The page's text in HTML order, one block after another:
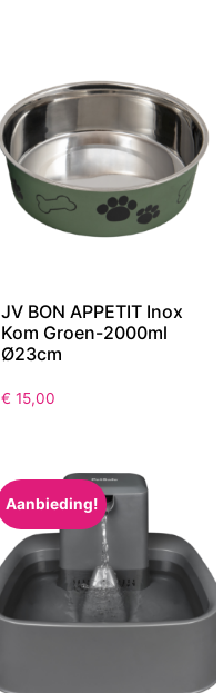
JV BON APPETIT Inox
Kom Groen-2000ml
Ø23cm
€ 15,00
Aanbieding!